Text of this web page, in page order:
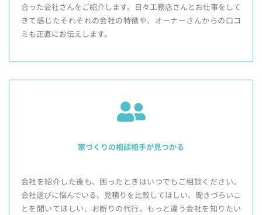
合った会社さんをご紹介します。日々工務店さんとお仕事をして
きて感じたそれぞれの会社の特徴や、オーナーさんからの口コ
ミも正直にお伝えします。
家づくりの相談相手が見つかる
会社を紹介した後も、困ったときはいつでもご相談ください。
会社選びに悩んでいる、見積りを比較してほしい、聞きづらいこ
とを聞いてほしい、お断りの代行、もっと違う会社を知りたい